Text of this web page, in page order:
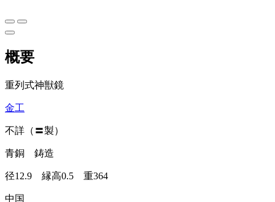
概要
重列式神獣鏡
金工
不詳（〓製）
青銅 鋳造
径12.9 縁高0.5 重364
中国